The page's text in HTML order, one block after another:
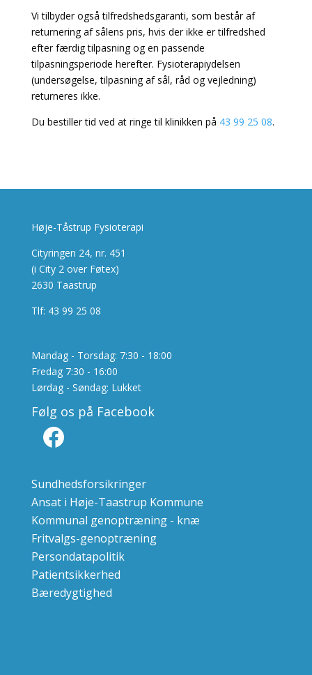
Vi tilbyder også tilfredshedsgaranti, som består af
returnering af sålens pris, hvis der ikke er tilfredshed
efter færdig tilpasning og en passende
tilpasningsperiode herefter. Fysioterapiydelsen
(undersøgelse, tilpasning af sål, råd og vejledning)
returneres ikke.
Du bestiller tid ved at ringe til klinikken på 43 99 25 08.
Høje-Tåstrup Fysioterapi
Cityringen 24, nr. 451
(i City 2 over Føtex)
2630 Taastrup
Tlf: 43 99 25 08
Mandag - Torsdag: 7:30 - 18:00
Fredag 7:30 - 16:00
Lørdag - Søndag: Lukket
Følg os på Facebook
Facebook
Sundhedsforsikringer
Ansat i Høje-Taastrup Kommune
Kommunal genoptræning - knæ
Fritvalgs-genoptræning
Persondatapolitik
Patientsikkerhed
Bæredygtighed